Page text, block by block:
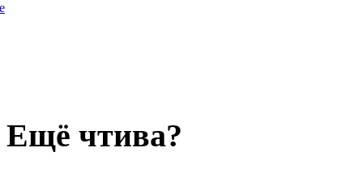
Ещё чтива?